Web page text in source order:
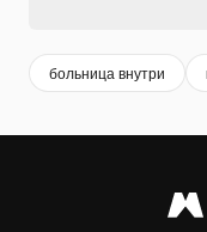
больница внутри